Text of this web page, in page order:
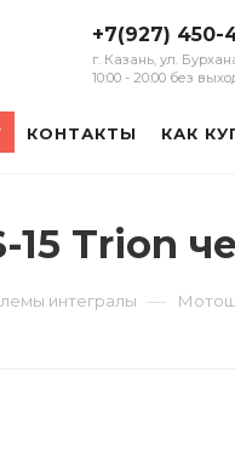
+7(927) 450-
г. Казань, ул.
10:00 - 20:00 без
КОНТАКТЫ КАК
15 Trion
интегралы —